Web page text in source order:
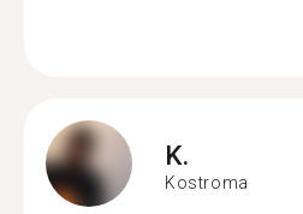
K.
Kostroma